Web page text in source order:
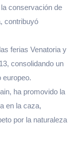
conservación de
contribuyó
ferias Venatoria y
consolidando un
europeo.
ha promovido la
en la caza,
por la naturaleza